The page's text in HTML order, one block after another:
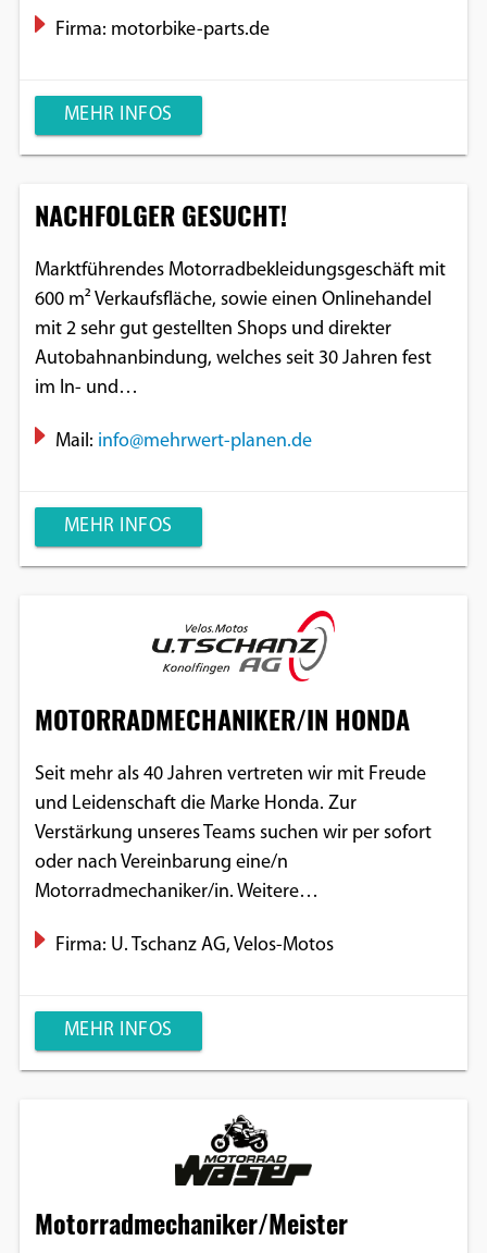
Firma: motorbike-parts.de
MEHR INFOS
NACHFOLGER GESUCHT!
Marktführendes Motorradbekleidungsgeschäft mit
600 m² Verkaufsfläche, sowie einen Onlinehandel
mit 2 sehr gut gestellten Shops und direkter
Autobahnanbindung, welches seit 30 Jahren fest
im In- und…
Mail: info@mehrwert-planen.de
MEHR INFOS
MOTORRADMECHANIKER/IN HONDA
Seit mehr als 40 Jahren vertreten wir mit Freude
und Leidenschaft die Marke Honda. Zur
Verstärkung unseres Teams suchen wir per sofort
oder nach Vereinbarung eine/n
Motorradmechaniker/in. Weitere…
Firma: U. Tschanz AG, Velos-Motos
MEHR INFOS
Motorradmechaniker/Meister